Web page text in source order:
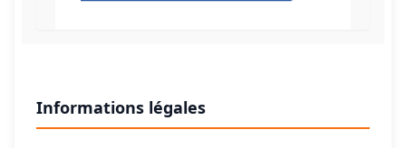
Informations légales